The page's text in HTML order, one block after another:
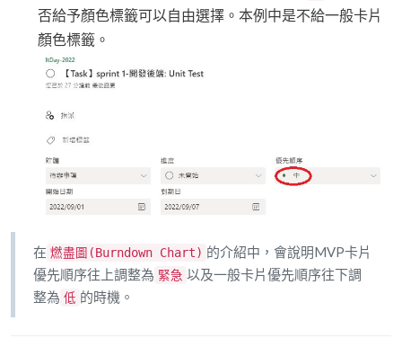
否給予顏色標籤可以自由選擇。本例中是不給一般卡片
顏色標籤。
在 燃盡圖(Burndown Chart) 的介紹中，會說明MVP卡片
優先順序往上調整為 緊急 以及一般卡片優先順序往下調
整為 低 的時機。